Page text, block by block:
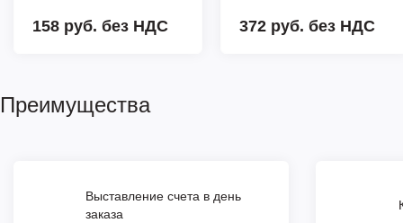
158 руб. без НДС 372 руб. без НДС
Преимущества
Выставление счета в день
заказа